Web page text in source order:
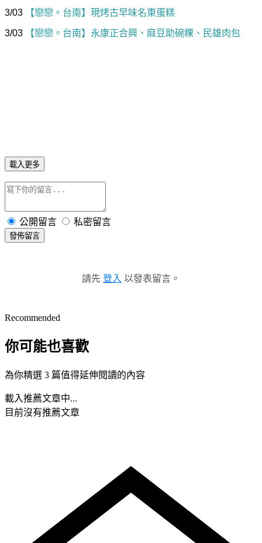
3/03 【戀戀。台南】現烤古早味名東蛋糕
3/03 【戀戀。台南】永康正合興、麻豆助碗粿、民雄肉包
載入更多
公開留言 私密留言
發佈留言
請先 登入 以發表留言。
Recommended
你可能也喜歡
為你精選 3 篇值得延伸閱讀的內容
載入推薦文章中...
目前沒有推薦文章